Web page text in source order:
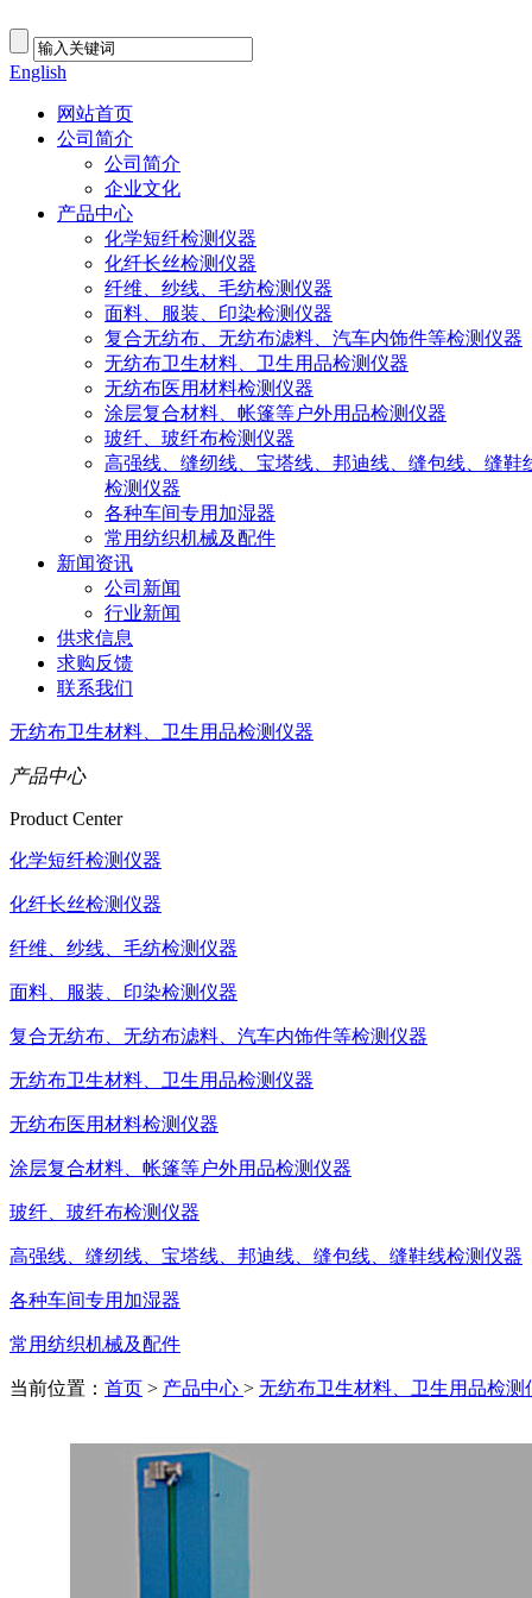
English
网站首页
公司简介
公司简介
企业文化
产品中心
化学短纤检测仪器
化纤长丝检测仪器
纤维、纱线、毛纺检测仪器
面料、服装、印染检测仪器
复合无纺布、无纺布滤料、汽车内饰件等检测仪器
无纺布卫生材料、卫生用品检测仪器
无纺布医用材料检测仪器
涂层复合材料、帐篷等户外用品检测仪器
玻纤、玻纤布检测仪器
高强线、缝纫线、宝塔线、邦迪线、缝包线、缝鞋
检测仪器
各种车间专用加湿器
常用纺织机械及配件
新闻资讯
公司新闻
行业新闻
供求信息
求购反馈
联系我们
无纺布卫生材料、卫生用品检测仪器
产品中心
Product Center
化学短纤检测仪器
化纤长丝检测仪器
纤维、纱线、毛纺检测仪器
面料、服装、印染检测仪器
复合无纺布、无纺布滤料、汽车内饰件等检测仪器
无纺布卫生材料、卫生用品检测仪器
无纺布医用材料检测仪器
涂层复合材料、帐篷等户外用品检测仪器
玻纤、玻纤布检测仪器
高强线、缝纫线、宝塔线、邦迪线、缝包线、缝鞋线检测仪器
各种车间专用加湿器
常用纺织机械及配件
当前位置： 首页 > 产品中心 > 无纺布卫生材料、卫生用品检测